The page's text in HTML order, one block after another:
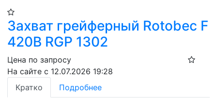
Захват грейферный Rotobec F
420B RGP 1302
Цена по запросу
На сайте с 12.07.2026 19:28
Кратко
Подробнее